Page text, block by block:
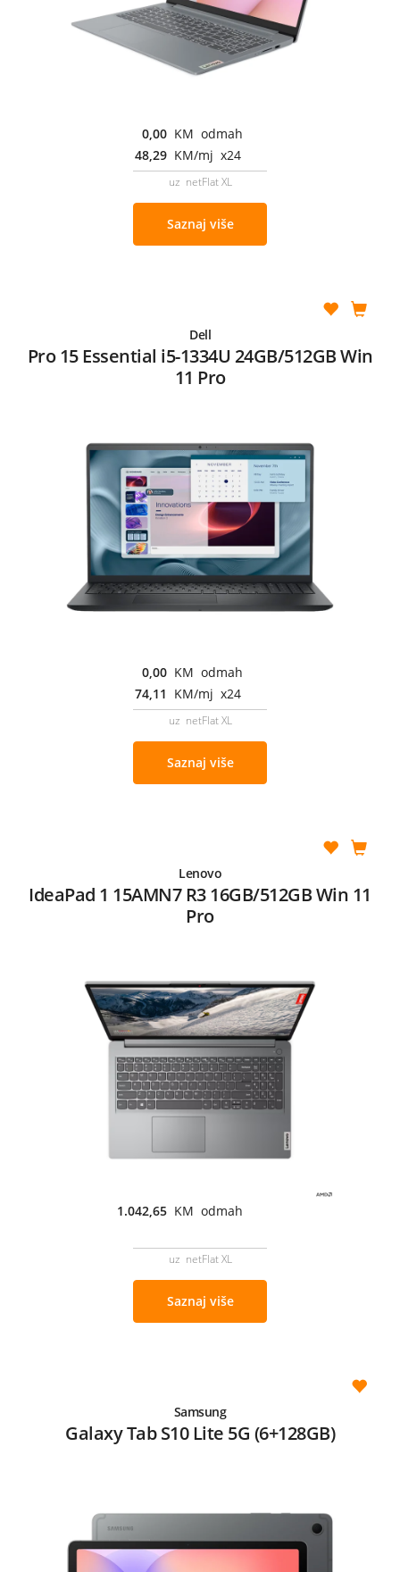
0,00 KM odmah
48,29 KM/mj x24
uz netFlat XL
Saznaj više
Dell
Pro 15 Essential i5-1334U 24GB/512GB Win
11 Pro
0,00 KM odmah
74,11 KM/mj x24
uz netFlat XL
Saznaj više
Lenovo
IdeaPad 1 15AMN7 R3 16GB/512GB Win 11
Pro
1.042,65 KM odmah
uz netFlat XL
Saznaj više
Samsung
Galaxy Tab S10 Lite 5G (6+128GB)